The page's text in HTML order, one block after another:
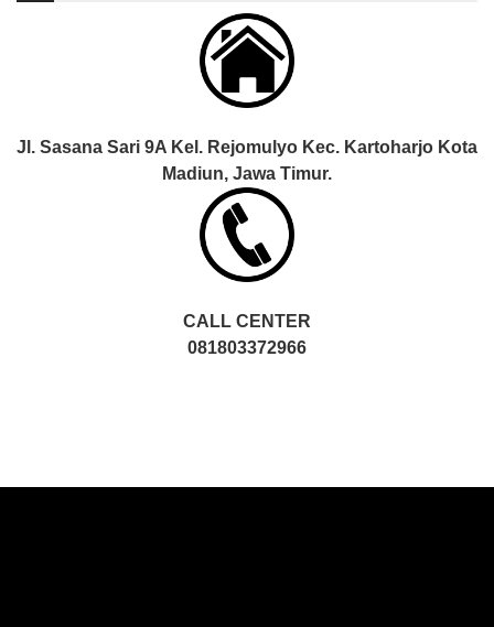
Jl. Sasana Sari 9A Kel. Rejomulyo Kec. Kartoharjo Kota
Madiun, Jawa Timur.
CALL CENTER
081803372966